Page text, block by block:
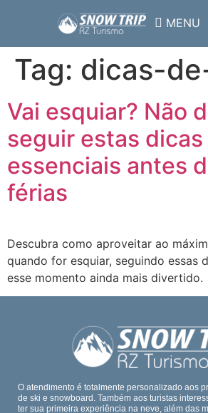
Tag: dicas-
Vai esquiar? Não
seguir estas dicas
essenciais antes
férias
Descubra como aproveitar ao
quando for esquiar, seguindo essas
esse momento ainda mais divertido.
O atendimento é totalmente personalizado aos
de ski e snowboard. Também aos turistas
ter sua primeira experiência na neve, além das